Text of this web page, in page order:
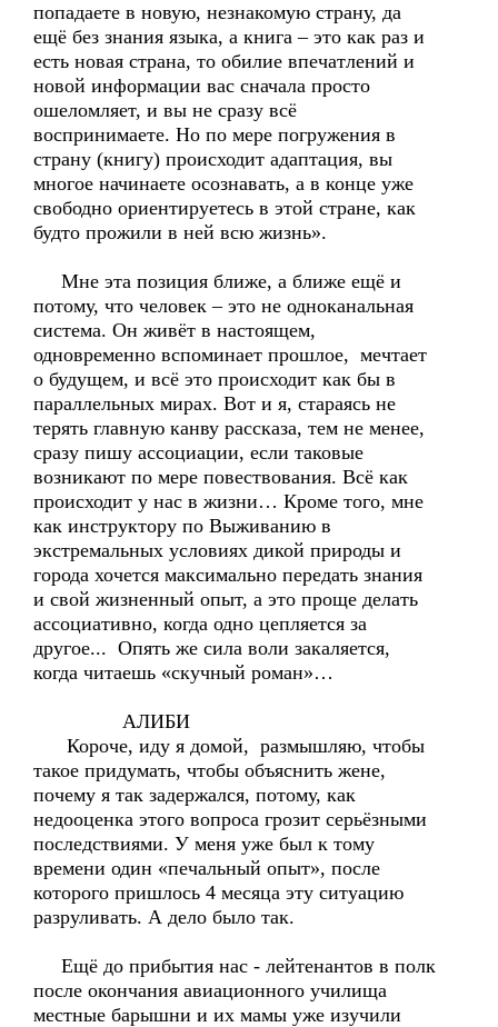
попадаете в новую, незнакомую страну, да
ещё без знания языка, а книга – это как раз и
есть новая страна, то обилие впечатлений и
новой информации вас сначала просто
ошеломляет, и вы не сразу всё
воспринимаете. Но по мере погружения в
страну (книгу) происходит адаптация, вы
многое начинаете осознавать, а в конце уже
свободно ориентируетесь в этой стране, как
будто прожили в ней всю жизнь».
Мне эта позиция ближе, а ближе ещё и
потому, что человек – это не одноканальная
система. Он живёт в настоящем,
одновременно вспоминает прошлое, мечтает
о будущем, и всё это происходит как бы в
параллельных мирах. Вот и я, стараясь не
терять главную канву рассказа, тем не менее,
сразу пишу ассоциации, если таковые
возникают по мере повествования. Всё как
происходит у нас в жизни… Кроме того, мне
как инструктору по Выживанию в
экстремальных условиях дикой природы и
города хочется максимально передать знания
и свой жизненный опыт, а это проще делать
ассоциативно, когда одно цепляется за
другое... Опять же сила воли закаляется,
когда читаешь «скучный роман»…
АЛИБИ
Короче, иду я домой, размышляю, чтобы
такое придумать, чтобы объяснить жене,
почему я так задержался, потому, как
недооценка этого вопроса грозит серьёзными
последствиями. У меня уже был к тому
времени один «печальный опыт», после
которого пришлось 4 месяца эту ситуацию
разруливать. А дело было так.
Ещё до прибытия нас - лейтенантов в полк
после окончания авиационного училища
местные барышни и их мамы уже изучили